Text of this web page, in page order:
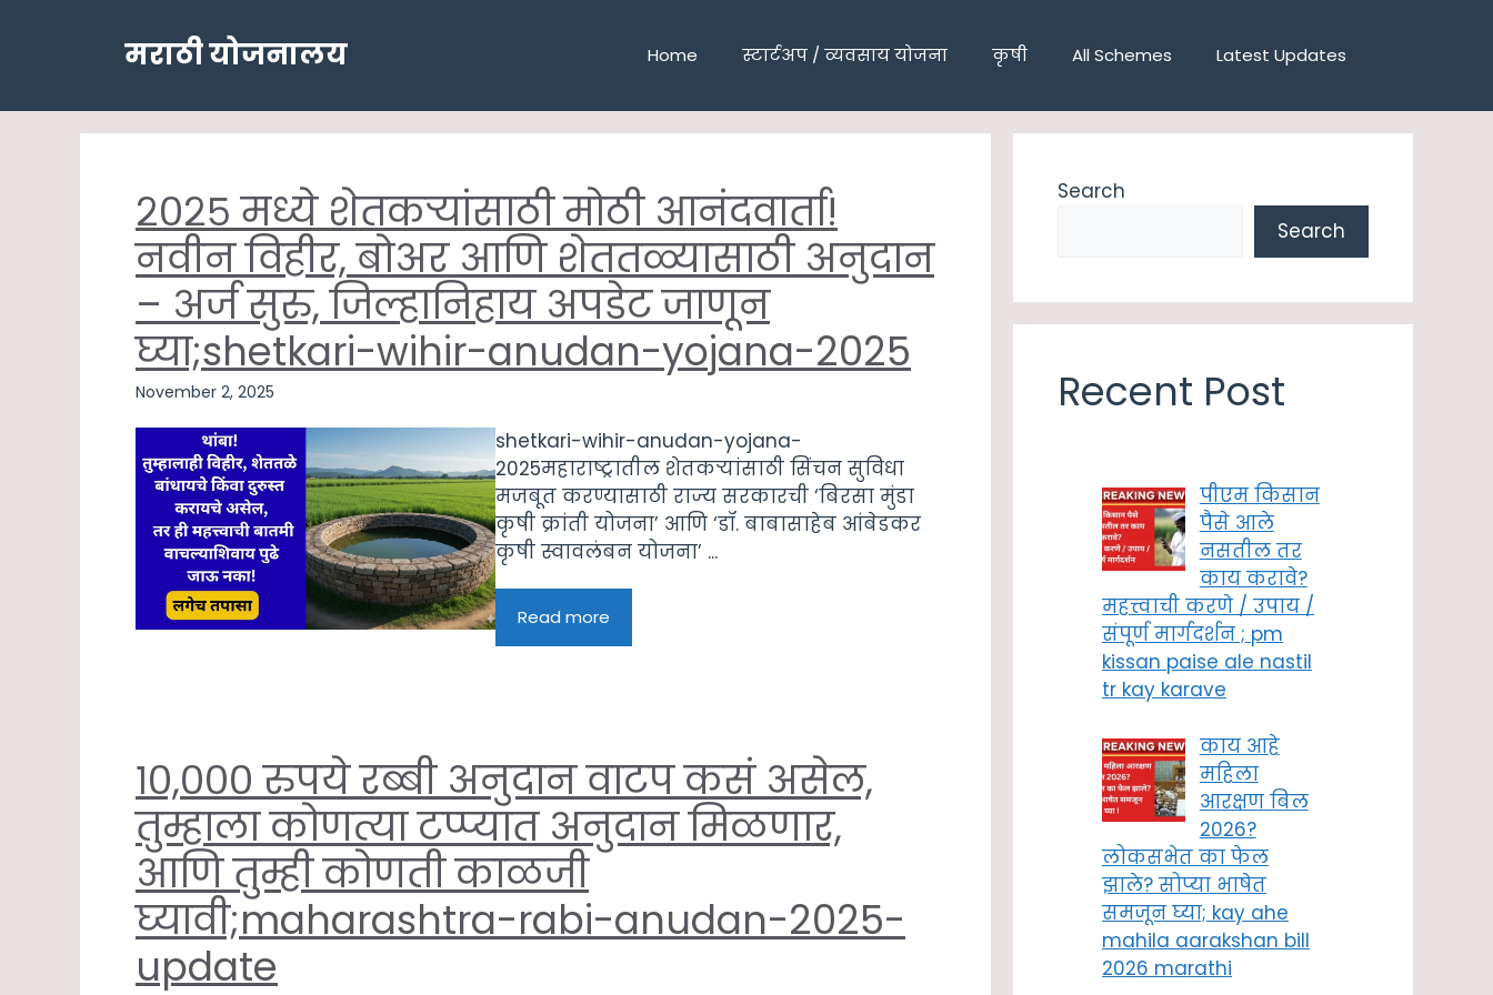
मराठी योजनालय Home स्टार्टअप / व्यवसाय योजना कृषी All Schemes Latest Updates
२०२५ मध्ये शेतकऱ्यांसाठी मोठी आनंदवार्ता!
नवीन विहीर, बोअर आणि शेततळ्यासाठी अनुदान
– अर्ज सुरु, जिल्हानिहाय अपडेट जाणून
घ्या;shetkari-wihir-anudan-yojana-2025
November 2, 2025
shetkari-wihir-anudan-yojana-
2025महाराष्ट्रातील शेतकऱ्यांसाठी सिंचन सुविधा
मजबूत करण्यासाठी राज्य सरकारची ‘बिरसा मुंडा
कृषी क्रांती योजना’ आणि ‘डॉ. बाबासाहेब आंबेडकर
कृषी स्वावलंबन योजना’ ...
Read more
१०,००० रुपये रब्बी अनुदान वाटप कसं असेल,
तुम्हाला कोणत्या टप्प्यात अनुदान मिळणार,
आणि तुम्ही कोणती काळजी
घ्यावी;maharashtra-rabi-anudan-2025-
update
Search
Search
Recent Post
पीएम किसान
पैसे आले
नसतील तर
काय करावे?
महत्त्वाची करणे / उपाय /
संपूर्ण मार्गदर्शन ; pm
kissan paise ale nastil
tr kay karave
काय आहे
महिला
आरक्षण बिल
2026?
लोकसभेत का फेल
झाले? सोप्या भाषेत
समजून घ्या; kay ahe
mahila aarakshan bill
2026 marathi